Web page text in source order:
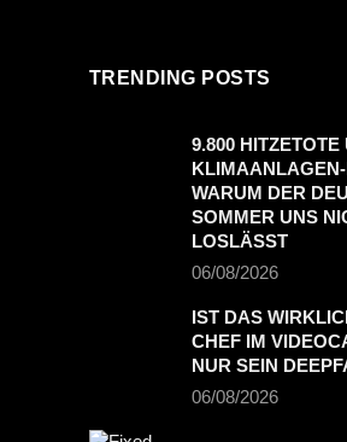
TRENDING POSTS
9.800 HITZETOTE
WARUM DER
SOMMER UNS
LOSLÄSST
06/08/2026
IST DAS
CHEF IM
NUR SEIN
06/08/2026